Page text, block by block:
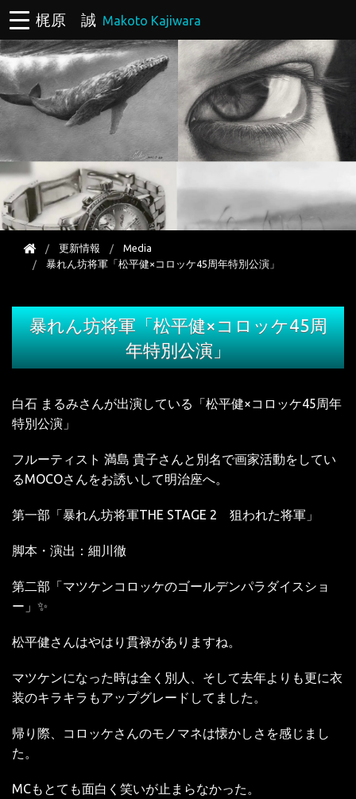
梶原 誠 Makoto Kajiwara
更新情報
Media
暴れん坊将軍「松平健×コロッケ45周年特別公演」
暴れん坊将軍「松平健×コロッケ45周
年特別公演」
白石 まるみさんが出演している「松平健×コロッケ45周年
特別公演」
フルーティスト 満島 貴子さんと別名で画家活動をしてい
るMOCOさんをお誘いして明治座へ。
第一部「暴れん坊将軍THE STAGE 2 狙われた将軍」
脚本・演出：細川徹
第二部「マツケンコロッケのゴールデンパラダイスショ
ー」 ✨
松平健さんはやはり貫禄がありますね。
マツケンになった時は全く別人、そして去年よりも更に衣
装のキラキラもアップグレードしてました。
帰り際、コロッケさんのモノマネは懐かしさを感じまし
た。
MCもとても面白く笑いが止まらなかった。